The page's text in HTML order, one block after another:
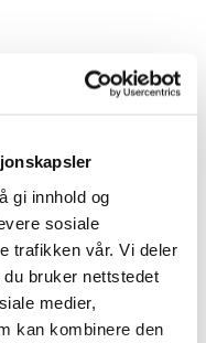
gi innhold og
sosiale
trafikken vår. Vi deler
bruker nettstedet
medier,
kan kombinere den